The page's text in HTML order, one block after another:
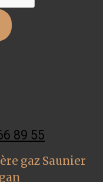
89 55
gaz Saunier